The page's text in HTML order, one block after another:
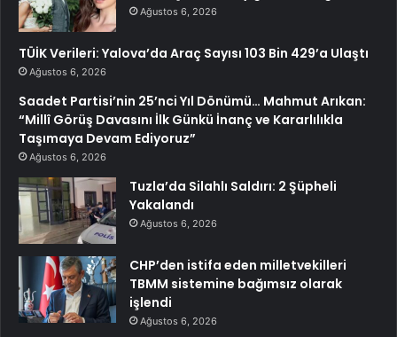
Ağustos 6, 2026
TÜİK Verileri: Yalova’da Araç Sayısı 103 Bin 429’a Ulaştı
Ağustos 6, 2026
Saadet Partisi’nin 25’nci Yıl Dönümü… Mahmut Arıkan:
“Millî Görüş Davasını İlk Günkü İnanç ve Kararlılıkla
Taşımaya Devam Ediyoruz”
Ağustos 6, 2026
Tuzla’da Silahlı Saldırı: 2 Şüpheli
Yakalandı
Ağustos 6, 2026
CHP’den istifa eden milletvekilleri
TBMM sistemine bağımsız olarak
işlendi
Ağustos 6, 2026